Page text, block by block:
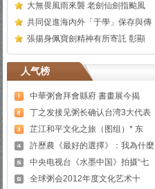
大無畏風雨來襲 老劍仙劍指颱風
共同促進海內外「于學」保存與傳
張揚身佩寶劍精神有所寄託 彰顯
人气榜
中華粥會拜會縣府 書畫展今揭
丁之发接见粥长确认台湾3大代表
芷江和平文化之旅（图组）* 东
許歷農《最好的選擇》：我為什麼
中央电视台《水墨中国》拍摄“七
全球粥会2012年度文化艺术十